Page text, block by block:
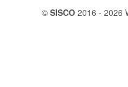
© SISCO 2016 - 2026